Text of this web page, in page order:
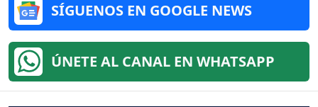
SÍGUENOS EN GOOGLE NEWS
ÚNETE AL CANAL EN WHATSAPP